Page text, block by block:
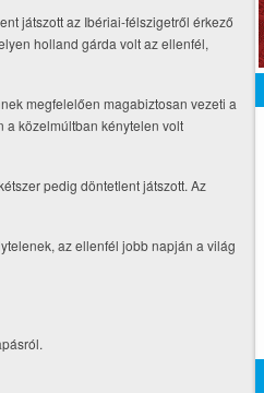
játszott az Ibériai-félszigetről érkező
holland gárda volt az ellenfél,
megfelelően magabiztosan vezeti a
a közelmúltban kénytelen volt
pedig döntetlent játszott. Az
az ellenfél jobb napján a világ